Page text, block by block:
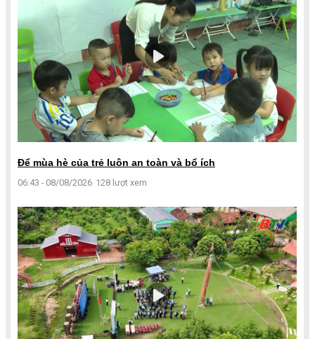
Để mùa hè của trẻ luôn an toàn và bổ ích
06:43 - 08/08/2026 128 lượt xem